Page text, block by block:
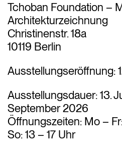
Tchoban Foundation –
Architekturzeichnung
Christinenstr. 18a
10119 Berlin
Ausstellungseröffnung:
Ausstellungsdauer:13.
September 2026
Öffnungszeiten: Mo –
So: 13 – 17 Uhr